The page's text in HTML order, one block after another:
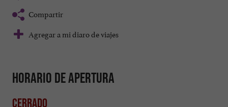
Compartir
Agregar a mi diaro de viajes
Horario de apertura
Cerrado